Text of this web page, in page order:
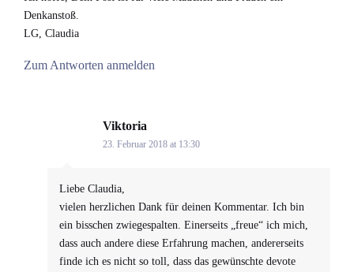
Denkanstoß.
LG, Claudia
Zum Antworten anmelden
Viktoria
23. Februar 2018 at 13:30
Liebe Claudia,
vielen herzlichen Dank für deinen Kommentar. Ich bin
ein bisschen zwiegespalten. Einerseits „freue“ ich mich,
dass auch andere diese Erfahrung machen, andererseits
finde ich es nicht so toll, dass das gewünschte devote